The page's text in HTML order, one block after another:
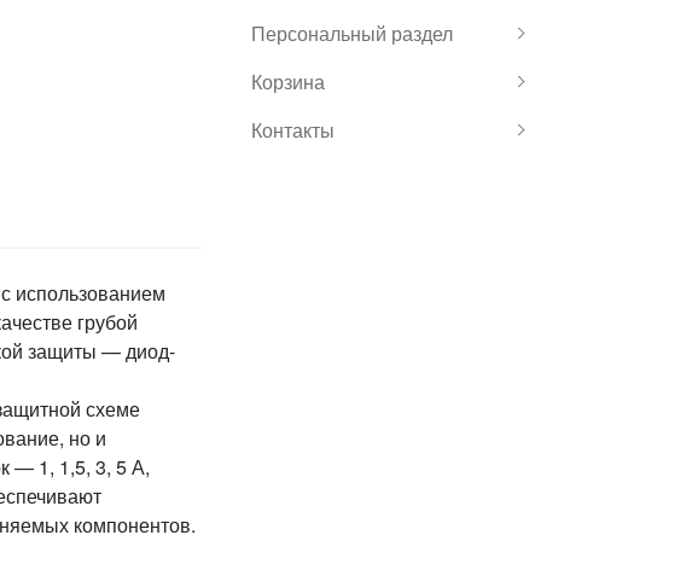
использованием
грубой
защиты — диод-
схеме
но и
— 1, 1,5, 3, 5 А,
компонентов.
Персональный раздел
Корзина
Контакты